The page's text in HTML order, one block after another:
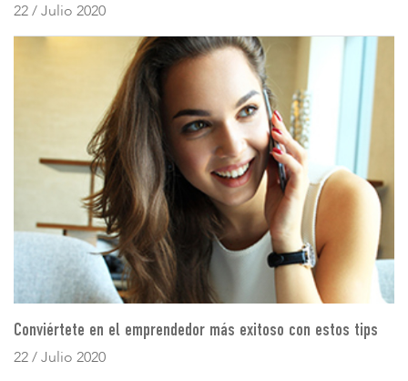
22 / Julio 2020
Conviértete en el emprendedor más exitoso con estos tips
22 / Julio 2020